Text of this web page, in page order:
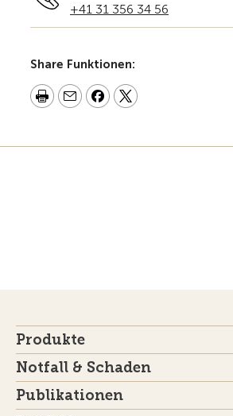
+41 31 356 34 56
Share Funktionen:
Produkte
Notfall & Schaden
Publikationen